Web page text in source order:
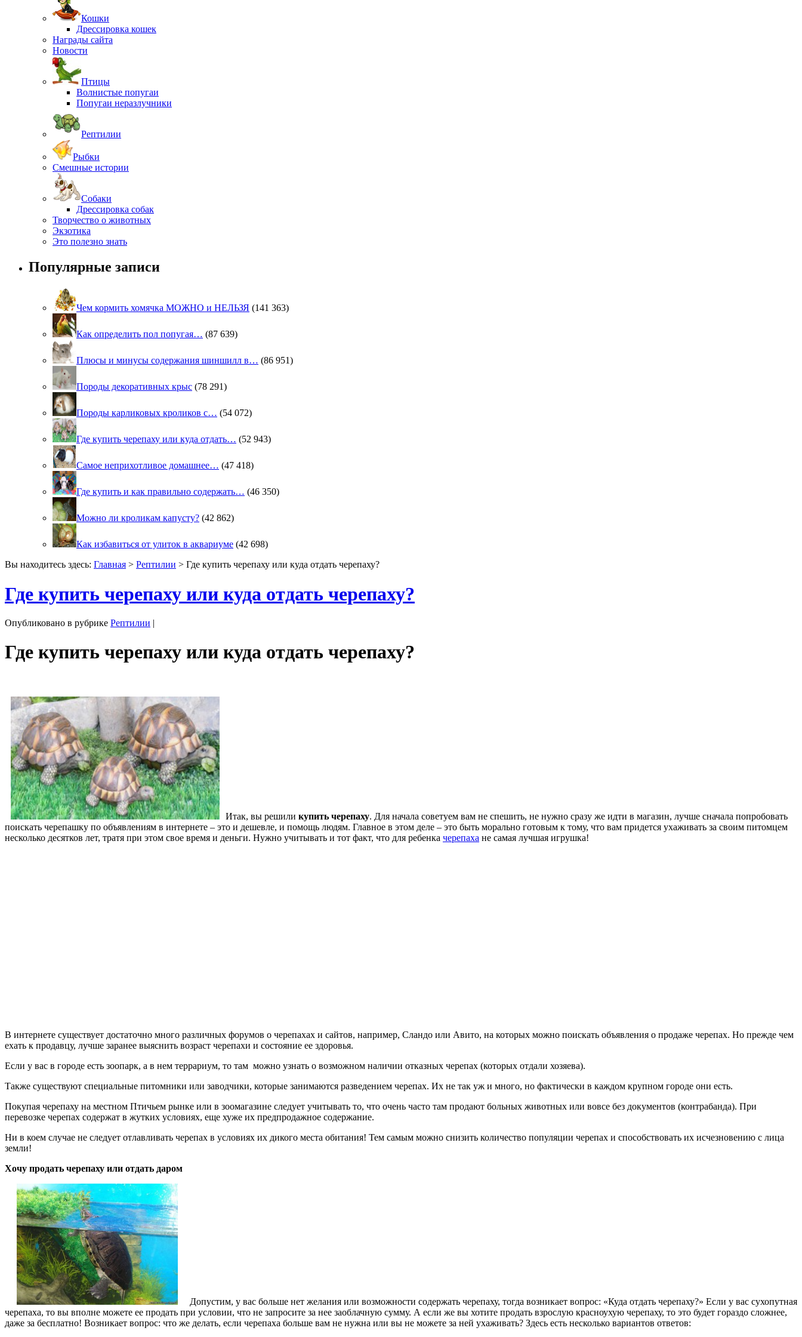
Кошки
Дрессировка кошек
Награды сайта
Новости
Птицы
Волнистые попугаи
Попугаи неразлучники
Рептилии
Рыбки
Смешные истории
Собаки
Дрессировка собак
Творчество о животных
Экзотика
Это полезно знать
Популярные записи
Чем кормить хомячка МОЖНО и НЕЛЬЗЯ (141 363)
Как определить пол попугая… (87 639)
Плюсы и минусы содержания шиншилл в… (86 951)
Породы декоративных крыс (78 291)
Породы карликовых кроликов с… (54 072)
Где купить черепаху или куда отдать… (52 943)
Самое неприхотливое домашнее… (47 418)
Где купить и как правильно содержать… (46 350)
Можно ли кроликам капусту? (42 862)
Как избавиться от улиток в аквариуме (42 698)
Вы находитесь здесь: Главная > Рептилии > Где купить черепаху или куда отдать черепаху?
Где купить черепаху или куда отдать черепаху?
Опубликовано в рубрике Рептилии |
Где купить черепаху или куда отдать черепаху?
Итак, вы решили купить черепаху. Для начала советуем вам не спешить, не нужно сразу же идти в магазин, лучше сначала попробовать
поискать черепашку по объявлениям в интернете – это и дешевле, и помощь людям. Главное в этом деле – это быть морально готовым к тому, что вам придется ухаживать за своим питомцем
несколько десятков лет, тратя при этом свое время и деньги. Нужно учитывать и тот факт, что для ребенка черепаха не самая лучшая игрушка!
В интернете существует достаточно много различных форумов о черепахах и сайтов, например, Сландо или Авито, на которых можно поискать объявления о продаже черепах. Но прежде чем
ехать к продавцу, лучше заранее выяснить возраст черепахи и состояние ее здоровья.
Если у вас в городе есть зоопарк, а в нем террариум, то там можно узнать о возможном наличии отказных черепах (которых отдали хозяева).
Также существуют специальные питомники или заводчики, которые занимаются разведением черепах. Их не так уж и много, но фактически в каждом крупном городе они есть.
Покупая черепаху на местном Птичьем рынке или в зоомагазине следует учитывать то, что очень часто там продают больных животных или вовсе без документов (контрабанда). При
перевозке черепах содержат в жутких условиях, еще хуже их предпродажное содержание.
Ни в коем случае не следует отлавливать черепах в условиях их дикого места обитания! Тем самым можно снизить количество популяции черепах и способствовать их исчезновению с лица
земли!
Хочу продать черепаху или отдать даром
Допустим, у вас больше нет желания или возможности содержать черепаху, тогда возникает вопрос: «Куда отдать черепаху?» Если у вас сухопутная
черепаха, то вы вполне можете ее продать при условии, что не запросите за нее заоблачную сумму. А если же вы хотите продать взрослую красноухую черепаху, то это будет гораздо сложнее,
даже за бесплатно! Возникает вопрос: что же делать, если черепаха больше вам не нужна или вы не можете за ней ухаживать? Здесь есть несколько вариантов ответов: